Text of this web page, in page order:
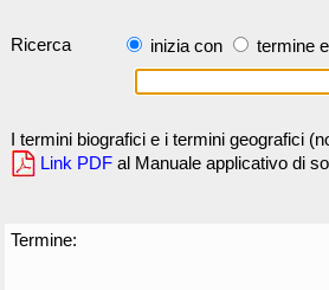
Ricerca inizia con termine
I termini biografici e i termini geografici
Link PDF al Manuale applicativo di
Termine: